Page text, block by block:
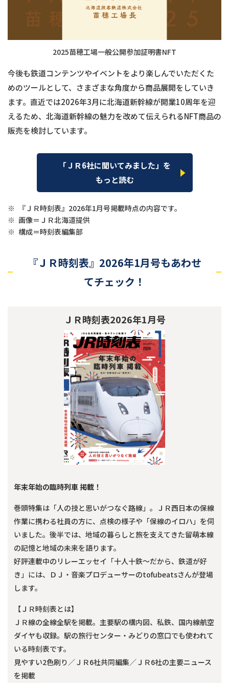
2025苗穂工場一般公開参加証明書NFT
今後も鉄道コンテンツやイベントをより楽しんでいただくた
めのツールとして、さまざまな角度から商品展開をしていき
ます。直近では2026年3月に北海道新幹線が開業10周年を迎
えるため、北海道新幹線の魅力を改めて伝えられるNFT商品の
販売を検討しています。
「ＪＲ6社に聞いてみました」を
もっと読む
※
『ＪＲ時刻表』2026年1月号掲載時点の内容です。
※ 画像＝ＪＲ北海道提供
※ 構成＝時刻表編集部
『ＪＲ時刻表』2026年1月号もあわせ
てチェック！
ＪＲ時刻表2026年1月号
年末年始の臨時列車 掲載！
巻頭特集は「人の技と思いがつなぐ路線」。ＪＲ西日本の保線
作業に携わる社員の方に、点検の様子や「保線のイロハ」を伺
いました。後半では、地域の暮らしと旅を支えてきた留萌本線
の記憶と地域の未来を語ります。
好評連載中のリレーエッセイ「十人十鉄～だから、鉄道が好
き」には、ＤＪ・音楽プロデューサーのtofubeatsさんが登場
します。
【ＪＲ時刻表とは】
ＪＲ線の全線全駅を掲載。主要駅の構内図、私鉄、国内線航空
ダイヤも収録。駅の旅行センター・みどりの窓口でも使われて
いる時刻表です。
見やすい2色刷り／ＪＲ6社共同編集／ＪＲ6社の主要ニュース
を掲載